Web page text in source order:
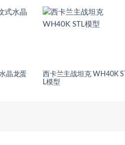
晶龙蛋
西卡兰主战坦克 WH40K ST
L模型